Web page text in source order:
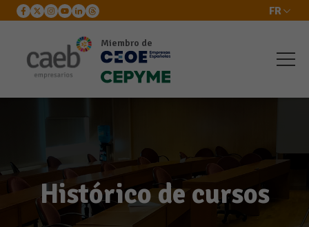
FR
Miembro de
Histórico de cursos